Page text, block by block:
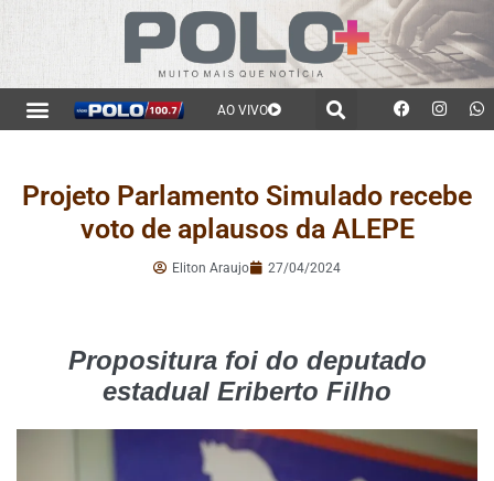
AO VIVO
Projeto Parlamento Simulado recebe
voto de aplausos da ALEPE
Eliton Araujo 27/04/2024
Propositura foi do deputado
estadual Eriberto Filho